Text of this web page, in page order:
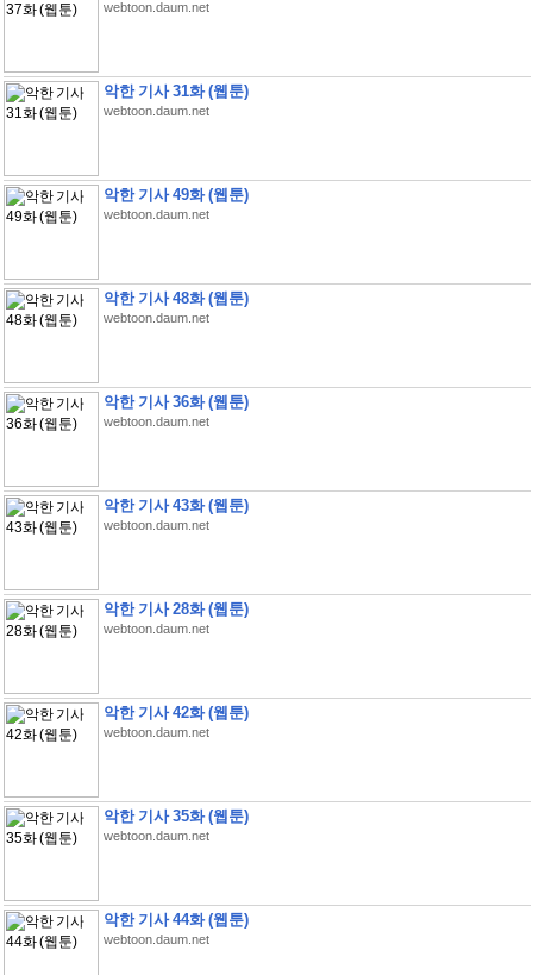
webtoon.daum.net
악한 기사 31화 (웹툰)
webtoon.daum.net
악한 기사 49화 (웹툰)
webtoon.daum.net
악한 기사 48화 (웹툰)
webtoon.daum.net
악한 기사 36화 (웹툰)
webtoon.daum.net
악한 기사 43화 (웹툰)
webtoon.daum.net
악한 기사 28화 (웹툰)
webtoon.daum.net
악한 기사 42화 (웹툰)
webtoon.daum.net
악한 기사 35화 (웹툰)
webtoon.daum.net
악한 기사 44화 (웹툰)
webtoon.daum.net